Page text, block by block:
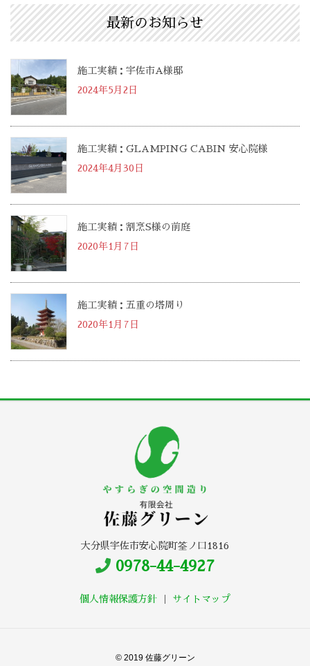
最新のお知らせ
施工実績：宇佐市A様邸
2024年5月2日
施工実績：GLAMPING CABIN 安心院様
2024年4月30日
施工実績：割烹S様の前庭
2020年1月7日
施工実績：五重の塔周り
2020年1月7日
大分県宇佐市安心院町筌ノ口1816
0978-44-4927
個人情報保護方針 サイトマップ
© 2019 佐藤グリーン